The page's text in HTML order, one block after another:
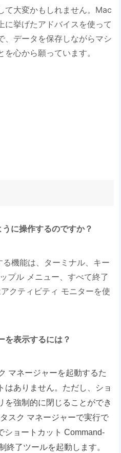
て大変かもしれません。Mac
に挙げたアドバイスを使って
、データを保存しながらマシ
心から願っています。
に操作するのですか？
機能は、ターミナル、キー
プル メニュー、すべて終了
クティビティ モニターを使
を表示するには？
マネージャーを起動するた
ありません。 ただし、ショ
を強制的に閉じることができ
スク マネージャーで実行で
ショートカット Command-
終了ツールを起動します。